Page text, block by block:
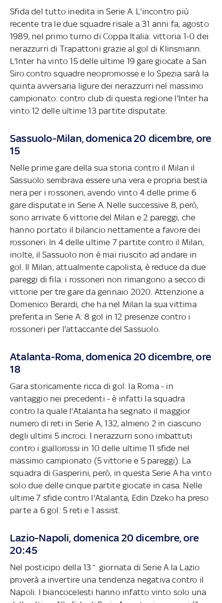
Sfida del tutto inedita in Serie A. L'incontro più
recente tra le due squadre risale a 31 anni fa, agosto
1989, nel primo turno di Coppa Italia: vittoria 1-0 dei
nerazzurri di Trapattoni grazie al gol di Klinsmann.
L'Inter ha vinto 15 delle ultime 19 gare giocate a San
Siro contro squadre neopromosse e lo Spezia sarà la
quinta avversaria ligure dei nerazzurri nel massimo
campionato: contro club di questa regione l'Inter ha
vinto 12 delle ultime 13 partite disputate.
Sassuolo-Milan, domenica 20 dicembre, ore
15
Nelle prime gare della sua storia contro il Milan il
Sassuolo sembrava essere una vera e propria bestia
nera per i rossoneri, avendo vinto 4 delle prime 6
gare disputate in Serie A. Nelle successive 8, però,
sono arrivate 6 vittorie del Milan e 2 pareggi, che
hanno portato il bilancio nettamente a favore dei
rossoneri. In 4 delle ultime 7 partite contro il Milan,
inolte, il Sassuolo non è mai riuscito ad andare in
gol. Il Milan, attualmente capolista, è reduce da due
pareggi di fila: i rossoneri non rimangono a secco di
vittorie per tre gare da gennaio 2020. Attenzione a
Domenico Berardi, che ha nel Milan la sua vittima
preferita in Serie A: 8 gol in 12 presenze contro i
rossoneri per l'attaccante del Sassuolo.
Atalanta-Roma, domenica 20 dicembre, ore
18
Gara storicamente ricca di gol: la Roma - in
vantaggio nei precedenti - è infatti la squadra
contro la quale l'Atalanta ha segnato il maggior
numero di reti in Serie A, 132, almeno 2 in ciascuno
degli ultimi 5 incroci. I nerazzurri sono imbattuti
contro i giallorossi in 10 delle ultime 11 sfide nel
massimo campionato (5 vittorie e 5 pareggi). La
squadra di Gasperini, però, in questa Serie A ha vinto
solo due delle cinque partite giocate in casa. Nelle
ultime 7 sfide contro l'Atalanta, Edin Dzeko ha preso
parte a 6 gol: 5 reti e 1 assist.
Lazio-Napoli, domenica 20 dicembre, ore
20:45
Nel posticipo della 13^ giornata di Serie A la Lazio
proverà a invertire una tendenza negativa contro il
Napoli. I biancocelesti hanno infatto vinto solo una